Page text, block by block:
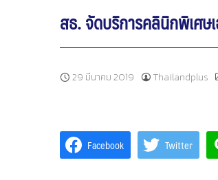
สธ. จัดบริการคลินิกพิเศษ
29 มีนาคม 2019 Thailandplus
Facebook Twitter